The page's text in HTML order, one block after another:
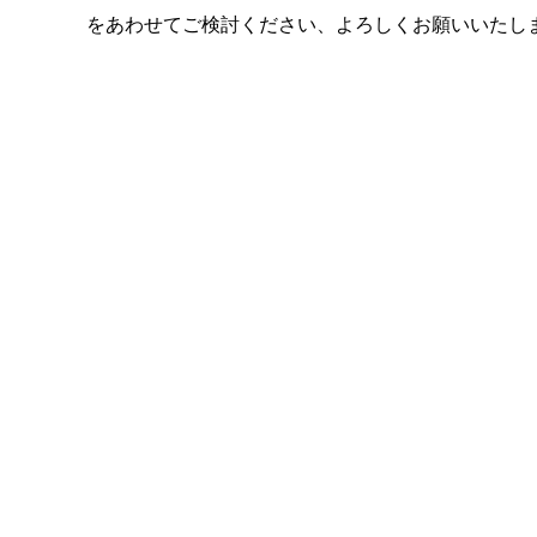
をあわせてご検討ください、よろしくお願いいたし